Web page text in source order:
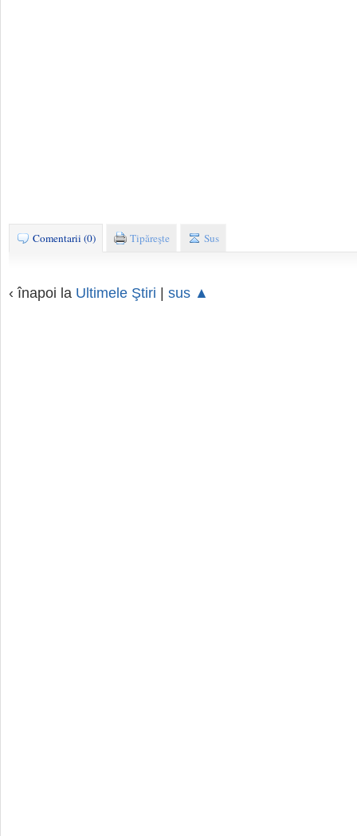
Comentarii (0) Tipăreşte Sus
‹ înapoi la Ultimele Ştiri sus ▲